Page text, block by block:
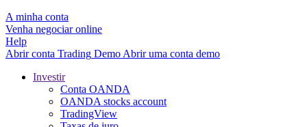
A minha conta
Venha negociar online
Help
Abrir conta Trading Demo Abrir uma conta demo
Investir
Conta OANDA
OANDA stocks account
TradingView